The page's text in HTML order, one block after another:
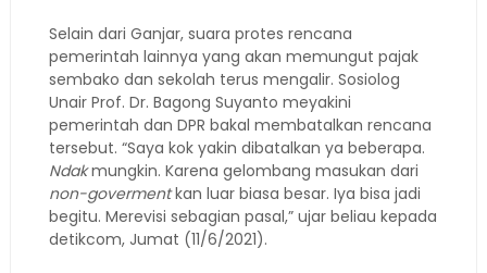
Selain dari Ganjar, suara protes rencana
pemerintah lainnya yang akan memungut pajak
sembako dan sekolah terus mengalir. Sosiolog
Unair Prof. Dr. Bagong Suyanto meyakini
pemerintah dan DPR bakal membatalkan rencana
tersebut. “Saya kok yakin dibatalkan ya beberapa.
Ndakmungkin. Karena gelombang masukan dari
non-govermentkan luar biasa besar. Iya bisa jadi
begitu. Merevisi sebagian pasal,” ujar beliau kepada
detikcom, Jumat (11/6/2021).